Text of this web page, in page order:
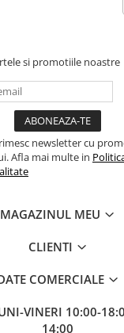
si promotiile noastre
newsletter cu
Afla mai multe in
MAGAZINUL MEU
CLIENTI
COMERCIALE
VINERI 10:00-
14:00